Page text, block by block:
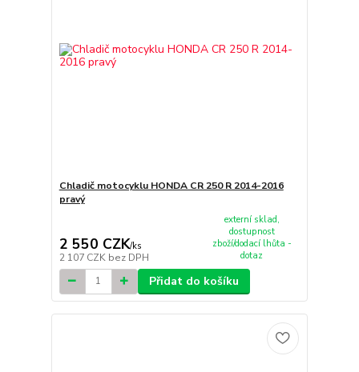
Chladič motocyklu HONDA CR 250 R 2014-2016
pravý
2 550 CZK/ks
2 107 CZK bez DPH
externí sklad,
dostupnost
zboží/dodací lhůta -
dotaz
Přidat do košíku